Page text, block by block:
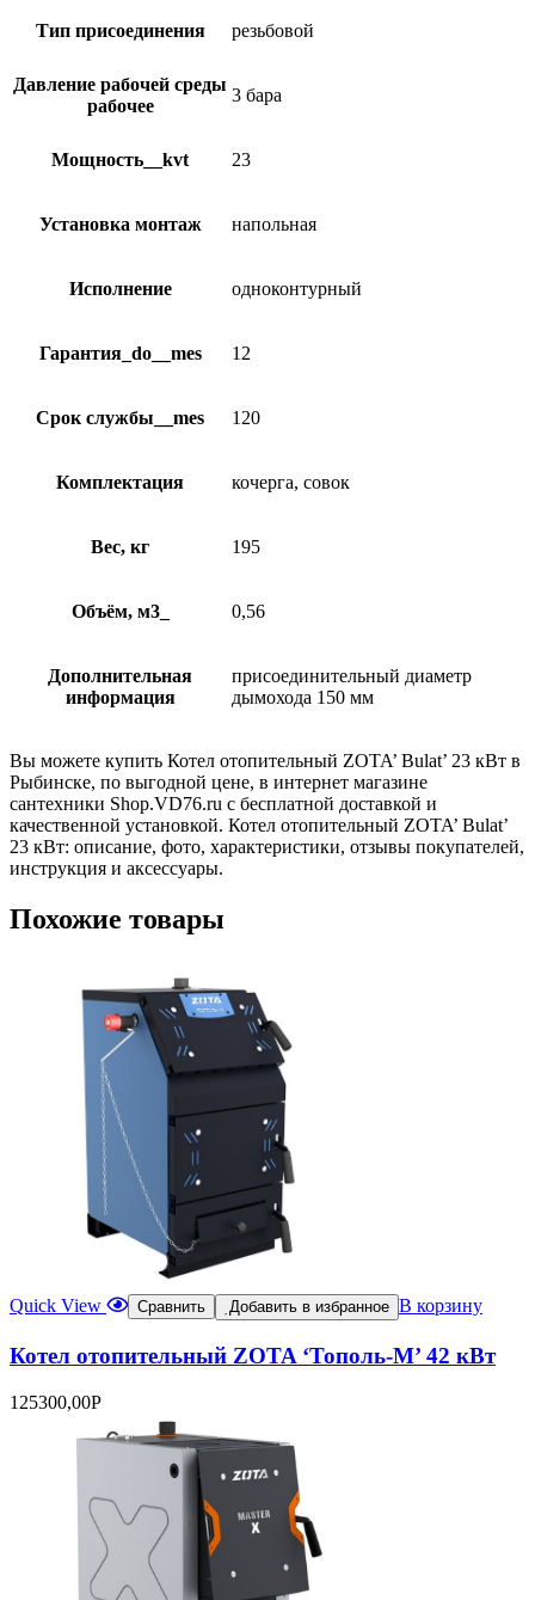
Тип присоединения резьбовой
Давление рабочей среды
рабочее
3 бара
Мощность__kvt 23
Установка монтаж напольная
Исполнение одноконтурный
Гарантия_do__mes 12
Срок службы__mes 120
Комплектация кочерга, совок
Вес, кг 195
Объём, м3_ 0,56
Дополнительная
информация
присоединительный диаметр
дымохода 150 мм
Вы можете купить Котел отопительный ZOTA’ Bulat’ 23 кВт в
Рыбинске, по выгодной цене, в интернет магазине
сантехники Shop.VD76.ru с бесплатной доставкой и
качественной установкой. Котел отопительный ZOTA’ Bulat’
23 кВт: описание, фото, характеристики, отзывы покупателей,
инструкция и аксессуары.
Похожие товары
Quick View Сравнить Добавить в избранное В корзину
Котел отопительный ZOTA ‘Тополь-М’ 42 кВт
125300,00Р